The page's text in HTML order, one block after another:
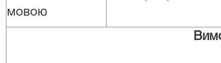
мовою
Вимоги до